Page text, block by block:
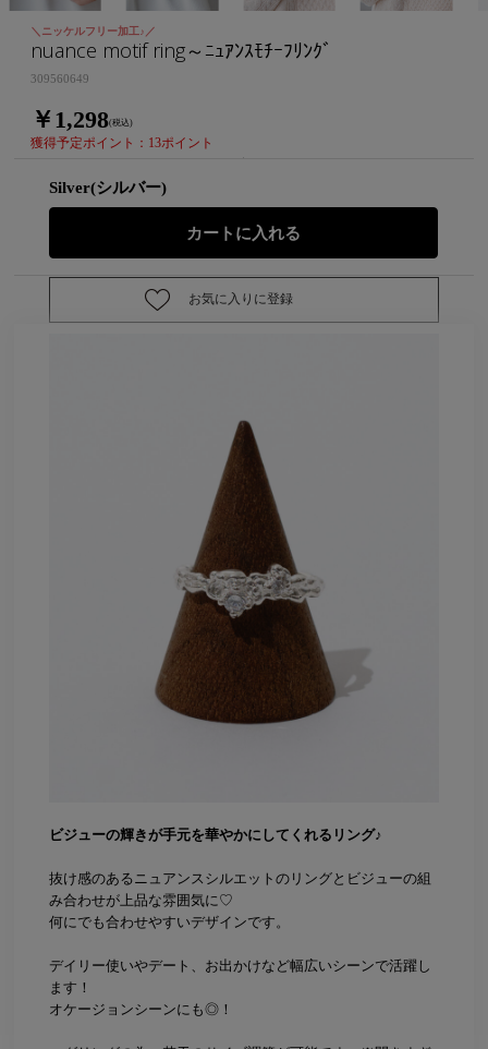
＼ニッケルフリー加工♪／
nuance motif ring～ﾆｭｱﾝｽﾓﾁｰﾌﾘﾝｸﾞ
309560649
￥1,298(税込)
獲得予定ポイント：13ポイント
Silver(シルバー)
お気に入りに登録
ビジューの輝きが手元を華やかにしてくれるリング♪
抜け感のあるニュアンスシルエットのリングとビジューの組
み合わせが上品な雰囲気に♡
何にでも合わせやすいデザインです。
デイリー使いやデート、お出かけなど幅広いシーンで活躍し
ます！
オケージョンシーンにも◎！